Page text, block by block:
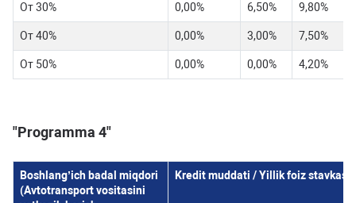
От 30% 0,00% 6,50% 9,80%
От 40% 0,00% 3,00% 7,50%
От 50% 0,00% 0,00% 4,20%
"Programma 4"
Boshlang’ich badal miqdori
(Avtotransport vositasini
Kredit muddati / Yillik foiz stavkasi